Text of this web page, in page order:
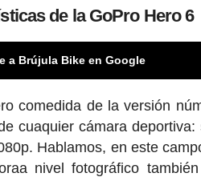
de la GoPro Hero 6
a Brújula Bike en Google
comedida de la versión
cuaquier cámara deportiva:
Hablamos, en este
nivel fotográfico